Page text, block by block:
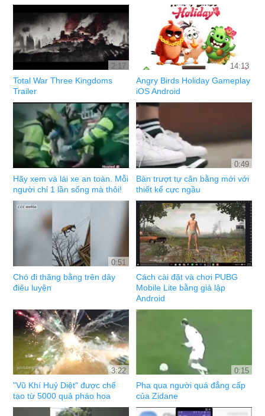
2:17
Total War Three Kingdoms
Trailer
14:13
Angry Birds Holiday Gameplay
iOS Android
Hãy xem và lái xe an toàn. Mỗi
người chỉ 1 lần sống mà thôi!
0:49
Bàn trượt tự cân bằng mới với
thiết kế cực ngầu
0:51
Chó đi thăng bằng trên dây
điêu luyện
Cách cài đặt và chơi PUBG
Mobile Lite bằng giả lập
Android
3:22
"Vũ Khí Huỷ Diệt" được chế
tạo từ 5000 quả pháo hoa
0:15
Pha qua người quá đẳng cấp
của Zidane